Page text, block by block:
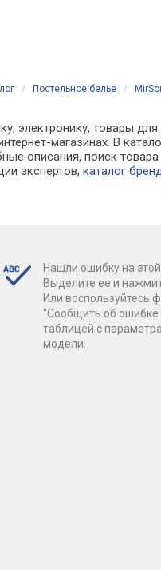
/ Постельное белье /
электронику, товары
магазинах. В
описания, поиск
экспертов,каталог
Нашли ошибку на
Выделите ее и
Или воспользуйтесь
"Сообщить об ошибке
таблицей с
модели.